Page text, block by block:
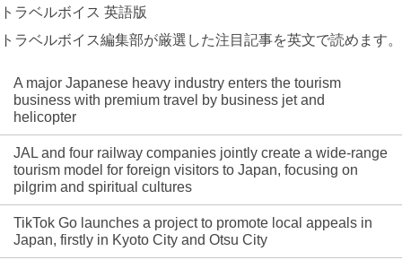
トラベルボイス 英語版
トラベルボイス編集部が厳選した注目記事を英文で読めます。
A major Japanese heavy industry enters the tourism
business with premium travel by business jet and
helicopter
JAL and four railway companies jointly create a wide-range
tourism model for foreign visitors to Japan, focusing on
pilgrim and spiritual cultures
TikTok Go launches a project to promote local appeals in
Japan, firstly in Kyoto City and Otsu City